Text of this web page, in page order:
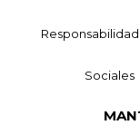
Sociales